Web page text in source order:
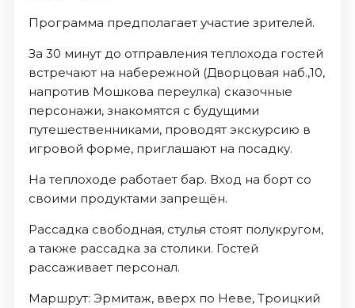
Программа предполагает участие зрителей.
За 30 минут до отправления теплохода гостей
встречают на набережной (Дворцовая наб.,10,
напротив Мошкова переулка) сказочные
персонажи, знакомятся с будущими
путешественниками, проводят экскурсию в
игровой форме, приглашают на посадку.
На теплоходе работает бар. Вход на борт со
своими продуктами запрещён.
Рассадка свободная, стулья стоят полукругом,
а также рассадка за столики. Гостей
рассаживает персонал.
Маршрут: Эрмитаж, вверх по Неве, Троицкий